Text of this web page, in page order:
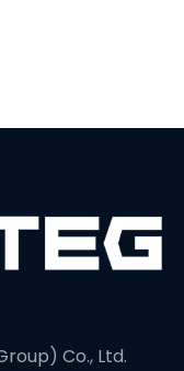
Co., Ltd.